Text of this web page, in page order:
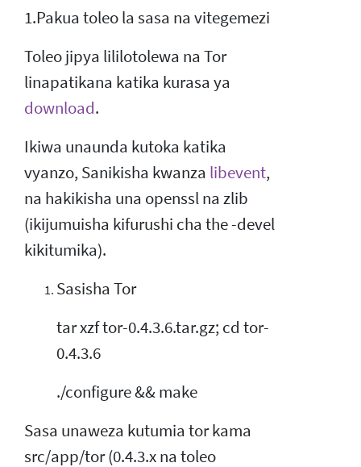
1.Pakua toleo la sasa na vitegemezi
Toleo jipya lililotolewa na Tor
linapatikana katika kurasa ya
download.
Ikiwa unaunda kutoka katika
vyanzo, Sanikisha kwanza libevent,
na hakikisha una openssl na zlib
(ikijumuisha kifurushi cha the -devel
kikitumika).
Sasisha Tor
tar xzf tor-0.4.3.6.tar.gz; cd tor-
0.4.3.6
./configure && make
Sasa unaweza kutumia tor kama
src/app/tor (0.4.3.x na toleo